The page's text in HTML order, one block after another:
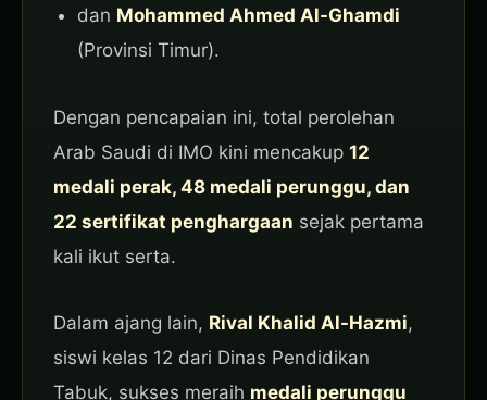
dan Mohammed Ahmed Al-Ghamdi
(Provinsi Timur).
Dengan pencapaian ini, total perolehan
Arab Saudi di IMO kini mencakup 12
medali perak, 48 medali perunggu, dan
22 sertifikat penghargaan sejak pertama
kali ikut serta.
Dalam ajang lain, Rival Khalid Al-Hazmi,
siswi kelas 12 dari Dinas Pendidikan
Tabuk, sukses meraih medali perunggu